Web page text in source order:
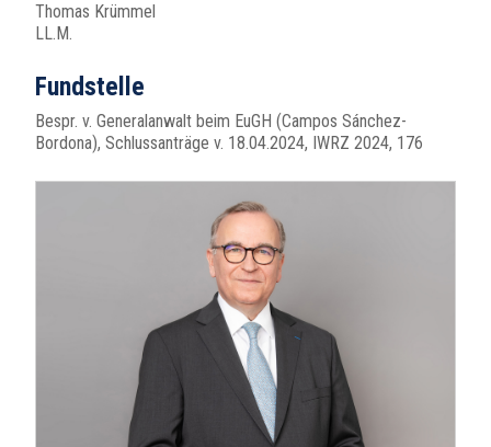
Thomas Krümmel
LL.M.
Fundstelle
Bespr. v. Generalanwalt beim EuGH (Campos Sánchez-
Bordona), Schlussanträge v. 18.04.2024, IWRZ 2024, 176